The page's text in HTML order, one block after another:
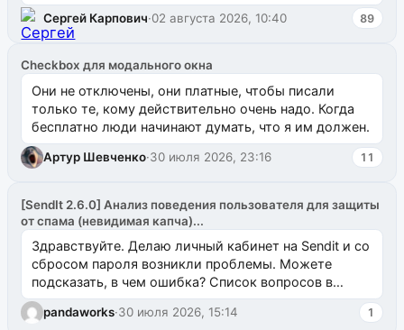
`uuid_1c`) VALUES ...
Сергей Карпович·02 августа 2026, 10:40 89
Checkbox для модального окна
Они не отключены, они платные, чтобы писали
только те, кому действительно очень надо. Когда
бесплатно люди начинают думать, что я им должен.
Артур Шевченко·30 июля 2026, 23:16 11
[SendIt 2.6.0] Анализ поведения пользователя для защиты
от спама (невидимая капча)...
Здравствуйте. Делаю личный кабинет на Sendit и со
сбросом пароля возникли проблемы. Можете
подсказать, в чем ошибка? Список вопросов в
одноименном разделе на modx.pro пока пуст, и,...
pandaworks·30 июля 2026, 15:14 1